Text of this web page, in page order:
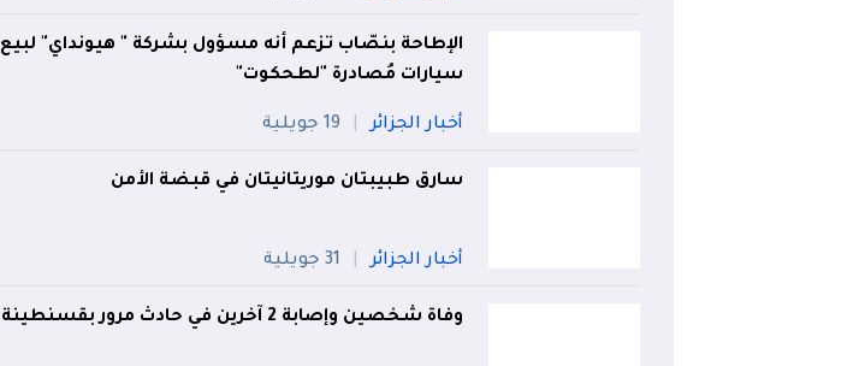
الإطاحة بنصّاب تزعم أنه مسؤول بشركة " هيونداي" لبيع
سيارات مُصادرة "لطحكوت"
أخبار الجزائر 19 جويلية
سارق طبيبتان موريتانيتان في قبضة الأمن
أخبار الجزائر 31 جويلية
وفاة شخصين وإصابة 2 آخرين في حادث مرور بقسنطينة